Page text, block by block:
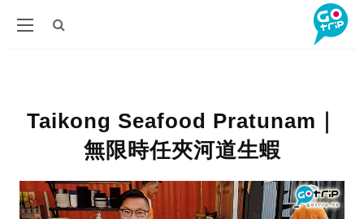
Taikong Seafood Pratunam｜
無限時任夾河道生蝦